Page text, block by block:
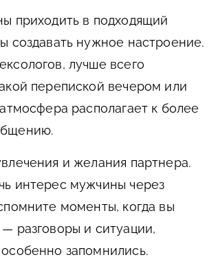
приходить в подходящий
создавать нужное настроение.
лучше всего
перепиской вечером или
располагает к более
и желания партнера.
интерес мужчины через
моменты, когда вы
разговоры и ситуации,
запомнились.